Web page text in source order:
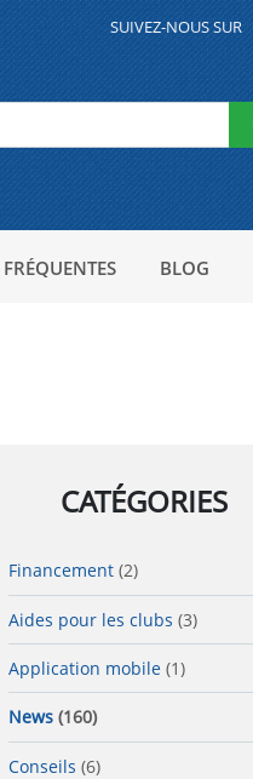
SUIVEZ-NOUS SUR
BLOG
CATÉGORIES
Financement (2)
Aides pour les clubs (3)
Application mobile (1)
News (160)
Conseils (6)